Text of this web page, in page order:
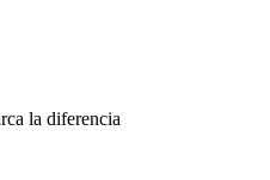
la diferencia